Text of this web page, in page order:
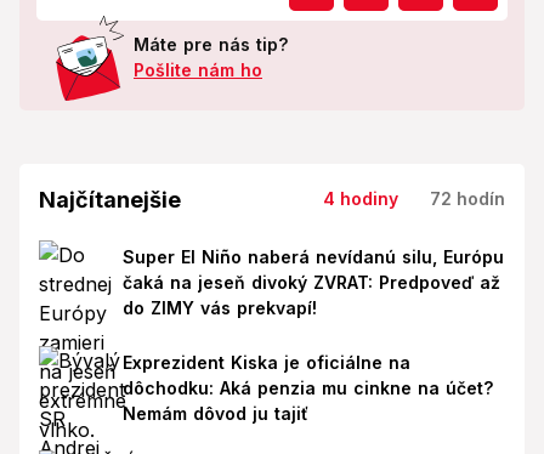
Máte pre nás tip?
Pošlite nám ho
Najčítanejšie 4 hodiny 72 hodín
Super El Niño naberá nevídanú silu, Európu
čaká na jeseň divoký ZVRAT: Predpoveď až
do ZIMY vás prekvapí!
Exprezident Kiska je oficiálne na
dôchodku: Aká penzia mu cinkne na účet?
Nemám dôvod ju tajiť